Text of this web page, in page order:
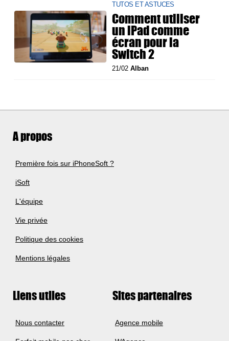
TUTOS ET ASTUCES
Comment utiliser
un iPad comme
écran pour la
Switch 2
21/02Alban
A propos
Première fois sur iPhoneSoft ?
iSoft
L'équipe
Vie privée
Politique des cookies
Mentions légales
Liens utiles
Nous contacter
Sites partenaires
Agence mobile